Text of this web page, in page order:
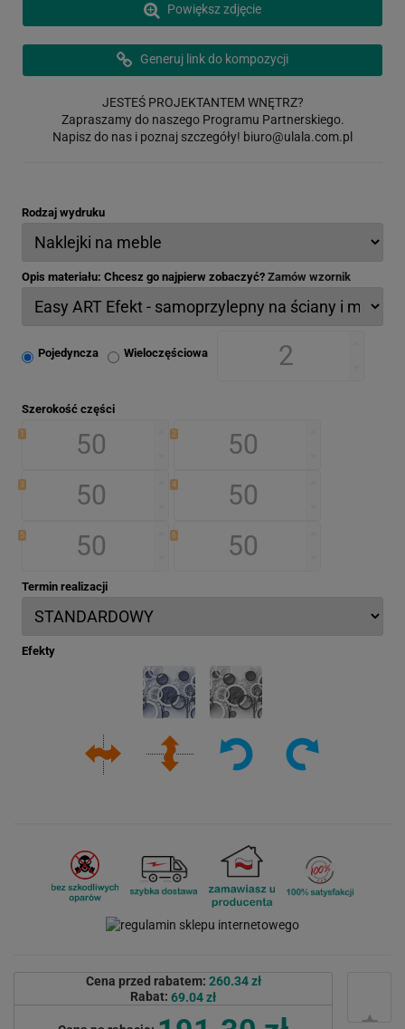
Powiększ zdjęcie
Generuj link do kompozycji
JESTEŚ PROJEKTANTEM WNĘTRZ?
Zapraszamy do naszego Programu Partnerskiego.
Napisz do nas i poznaj szczegóły! biuro@ulala.com.pl
Rodzaj wydruku
Opis materiału: Chcesz go najpierw zobaczyć? Zamów wzornik
Pojedyncza Wieloczęściowa
Szerokość części
1 2
3 4
5 6
Termin realizacji
Efekty
Cena przed rabatem: 260.34 zł
Rabat: 69.04 zł